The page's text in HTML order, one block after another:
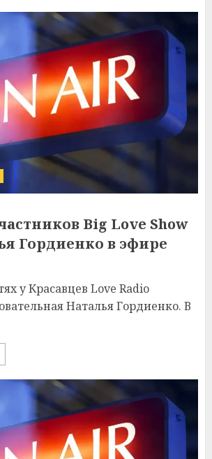
Big Love Show
Гордиенко в эфире
у Красавцев Love Radio
Наталья Гордиенко. В